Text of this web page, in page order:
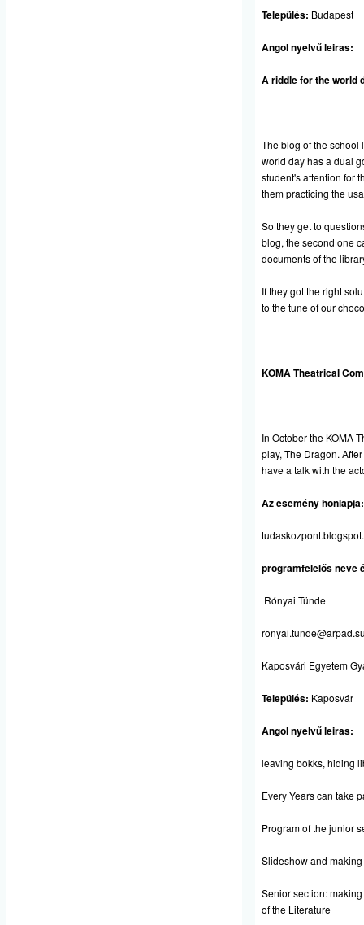
Település: Budapest
Angol nyelvű leiras:
A riddle for the world
The blog of the school
world day has a dual
student's attention for
them practicing the
So they get to
blog, the second one
documents of the
If they got the right
to the tune of our
KOMA Theatrical
In October the KOMA
play, The Dragon.
have a talk with the
Az esemény honlapja:
programfelelős neve
Rónyai Tünde
Kaposvári Egyetem
Település: Kaposvár
Angol nyelvű leiras:
leaving bokks, hiding
Every Years can take
Program of the junior
Slideshow and
Senior section:
of the Literature